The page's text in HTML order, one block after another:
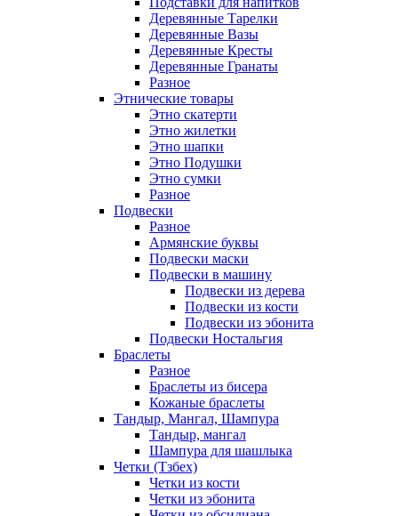
Деревянные Тарелки
Деревянные Вазы
Деревянные Кресты
Деревянные Гранаты
Разное
Этнические товары
Этно скатерти
Этно жилетки
Этно шапки
Этно Подушки
Этно сумки
Разное
Подвески
Разное
Армянские буквы
Подвески маски
Подвески в машину
Подвески из дерева
Подвески из кости
Подвески из эбонита
Подвески Ностальгия
Браслеты
Разное
Браслеты из бисера
Кожаные браслеты
Тандыр, Мангал, Шампура
Тандыр, мангал
Шампура для шашлыка
Четки (Тзбех)
Четки из кости
Четки из эбонита